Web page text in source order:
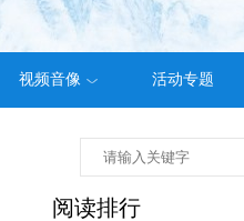
视频音像 活动专题
阅读排行